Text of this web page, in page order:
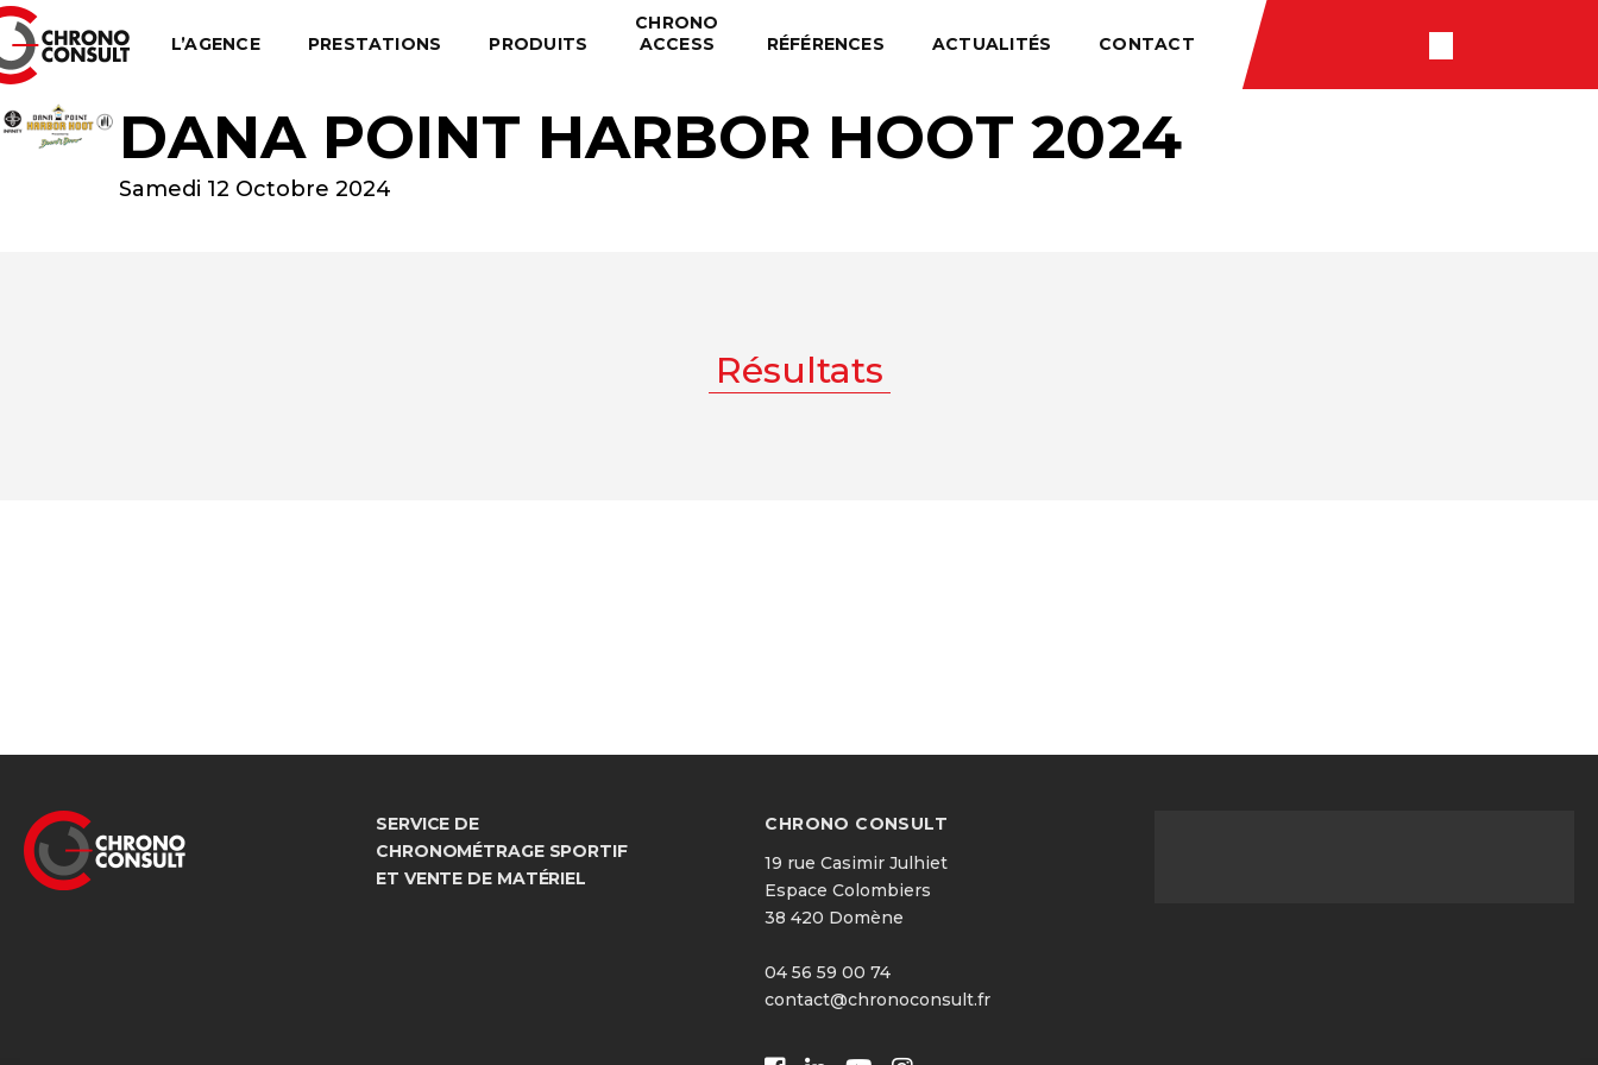
L’AGENCE PRESTATIONS PRODUITS
CHRONO
ACCESS
RÉFÉRENCES ACTUALITÉS CONTACT
DANA POINT HARBOR HOOT 2024
Samedi 12 Octobre 2024
Résultats
SERVICE DE
CHRONOMÉTRAGE SPORTIF
ET VENTE DE MATÉRIEL
CHRONO CONSULT
19 rue Casimir Julhiet
Espace Colombiers
38 420 Domène
04 56 59 00 74
contact@chronoconsult.fr